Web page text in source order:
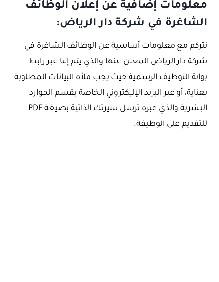
معلومات إضافية عن إعلان الوظائف
الشاغرة في شركة دار الرياض:
نتركم مع معلومات أساسية عن الوظائف الشاغرة في
شركة دار الرياض المعلن عنها والذي يتم إما عبر رابط
بوابة التوظيف الرسمية حيث يجب ملأه البيانات المطلوبة
بعناية، أو عبر البريد الإليكتروني الخاصة بقسم الموارد
البشرية والذي عبره ترسل سيرتك الذاتية بصيغة PDF
للتقديم على الوظيفة.